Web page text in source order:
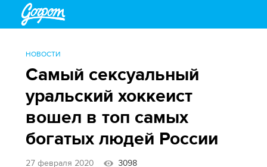
НОВОСТИ
Самый сексуальный
уральский хоккеист
вошел в топ самых
богатых людей России
27 февраля 2020 3098